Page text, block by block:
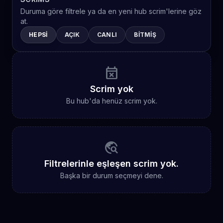
Duruma göre filtrele ya da en yeni hub scrim'lerine göz
at.
HEPSI AÇIK CANLI BITMIŞ
event_busy
Scrim yok
Bu hub'da henüz scrim yok.
travel_explore
Filtrelerinle eşleşen scrim yok.
Başka bir durum seçmeyi dene.